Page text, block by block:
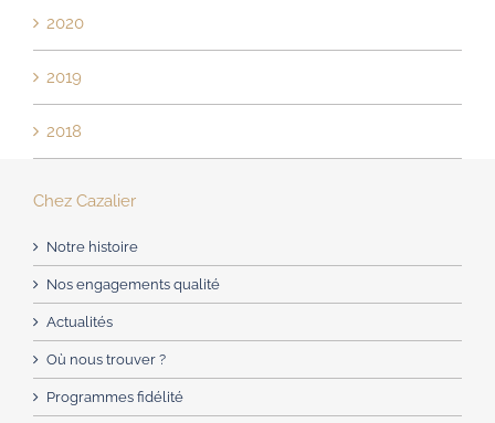
2020
2019
2018
Chez Cazalier
Notre histoire
Nos engagements qualité
Actualités
Où nous trouver ?
Programmes fidélité